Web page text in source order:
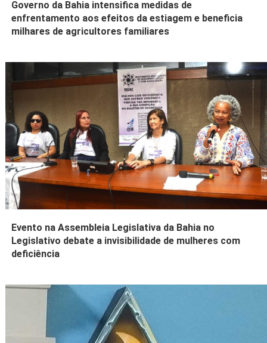
Governo da Bahia intensifica medidas de
enfrentamento aos efeitos da estiagem e beneficia
milhares de agricultores familiares
Evento na Assembleia Legislativa da Bahia no
Legislativo debate a invisibilidade de mulheres com
deficiência